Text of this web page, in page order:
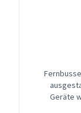
Geräte